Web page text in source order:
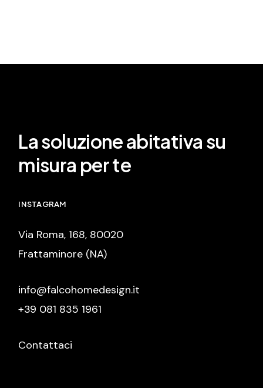
La soluzione abitativa su
misura per te
INSTAGRAM
Via Roma, 168, 80020
Frattaminore (NA)
info@falcohomedesign.it
+39 081 835 1961
Contattaci